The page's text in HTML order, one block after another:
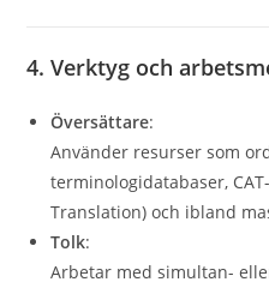
4. Verktyg och
Översättare:
Använder resurser som
terminologidatabaser,
Translation) och ibland
Tolk:
Arbetar med simultan-